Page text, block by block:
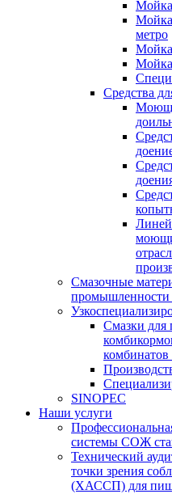
Мойка
метро
Мойка
Средства
Смазочные
Смазки для
SINOPEC
Наши услуги
системы СОЖ
Технический
точки зрения
(ХАССП) для